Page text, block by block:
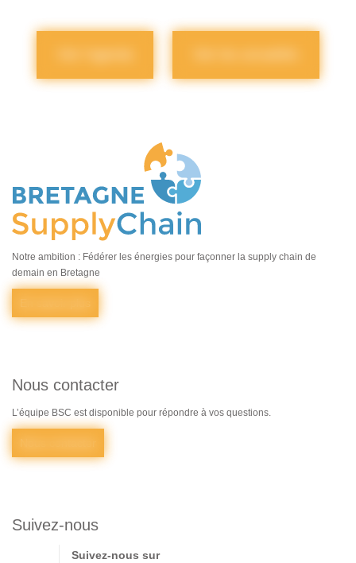
Notre ambition : Fédérer les énergies pour façonner la supply chain de
demain en Bretagne
Nous contacter
L’équipe BSC est disponible pour répondre à vos questions.
Suivez-nous
Suivez-nous sur